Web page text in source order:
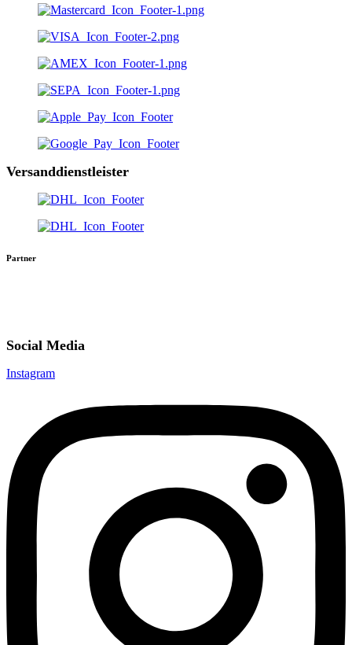
Versanddienstleister
Partner
Social Media
Instagram